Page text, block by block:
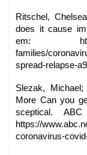
Ritschel,
does it cause
em: https://
families/
spread-relapse-
Slezak,
More Can you
sceptical.
https://
coronavirus-